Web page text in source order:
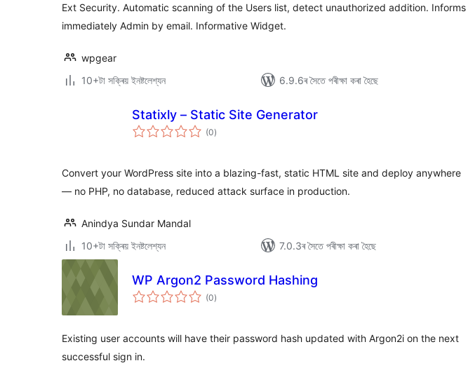
Ext Security. Automatic scanning of the Users list, detect unauthorized addition. Informs
immediately Admin by email. Informative Widget.
wpgear
10+টা সক্ৰিয় ইনষ্টলেশ্যন
6.9.6ৰ সৈতে পৰীক্ষা কৰা হৈছে
Statixly – Static Site Generator
(0টা
মুঠ)
Convert your WordPress site into a blazing-fast, static HTML site and deploy anywhere
— no PHP, no database, reduced attack surface in production.
Anindya Sundar Mandal
10+টা সক্ৰিয় ইনষ্টলেশ্যন
7.0.3ৰ সৈতে পৰীক্ষা কৰা হৈছে
WP Argon2 Password Hashing
(0টা
মুঠ)
Existing user accounts will have their password hash updated with Argon2i on the next
successful sign in.